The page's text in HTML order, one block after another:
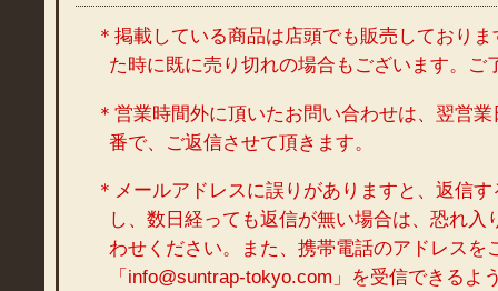
＊掲載している商品は店頭でも販売しており
た時に既に売り切れの場合もございます。ご
＊営業時間外に頂いたお問い合わせは、翌営
番で、ご返信させて頂きます。
＊メールアドレスに誤りがありますと、返信
し、数日経っても返信が無い場合は、恐れ入
わせください。また、携帯電話のアドレスを
「info@suntrap-tokyo.com」を受信できるよ